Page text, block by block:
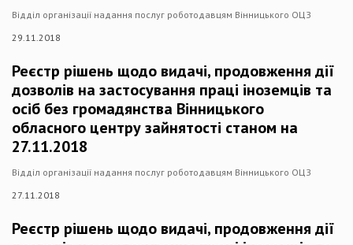
Відділ організації надання послуг роботодавцям Вінницького ОЦЗ
29.11.2018
Реєстр рішень щодо видачі, продовження дії
дозволів на застосування праці іноземців та
осіб без громадянства Вінницького
обласного центру зайнятості станом на
27.11.2018
Відділ організації надання послуг роботодавцям Вінницького ОЦЗ
27.11.2018
Реєстр рішень щодо видачі, продовження дії